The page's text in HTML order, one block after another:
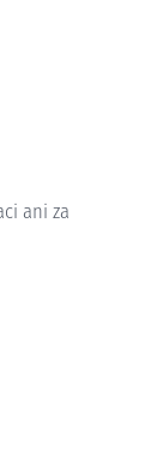
ani za